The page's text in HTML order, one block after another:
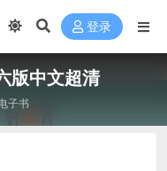
登录
版中文超清
子书